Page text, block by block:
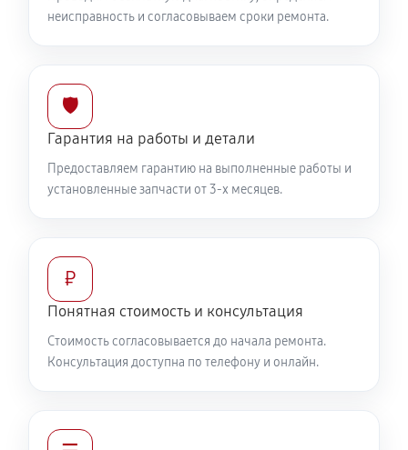
неисправность и согласовываем сроки ремонта.
🛡️
Гарантия на работы и детали
Предоставляем гарантию на выполненные работы и
установленные запчасти от 3-х месяцев.
₽
Понятная стоимость и консультация
Стоимость согласовывается до начала ремонта.
Консультация доступна по телефону и онлайн.